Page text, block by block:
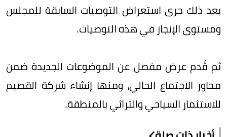
بعد ذلك جرى استعراض التوصيات السابقة للمجلس
ومستوى الإنجاز في هذه التوصيات.
ثم قُدم عرض مفصل عن الموضوعات الجديدة ضمن
محاور الاجتماع الحالي، ومنها إنشاء شركة القصيم
للاستثمار السياحي والتراثي بالمنطقة.